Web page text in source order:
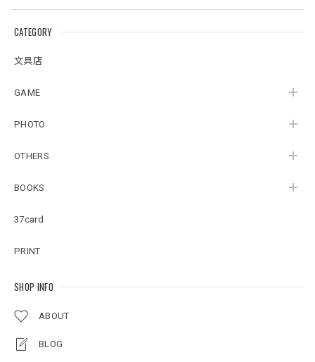
CATEGORY
文具店
GAME
PHOTO
OTHERS
BOOKS
37card
PRINT
SHOP INFO
ABOUT
BLOG